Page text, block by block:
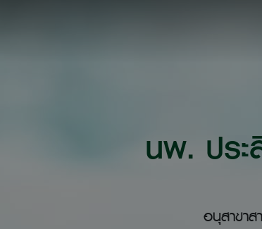
นพ. ปร
อนุสาขา